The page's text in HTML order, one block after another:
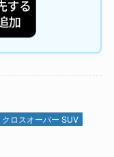
クロスオーバー SUV